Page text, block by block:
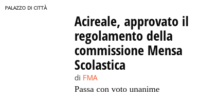
PALAZZO DI CITTÀ
Acireale, approvato il
regolamento della
commissione Mensa
Scolastica
di FMA
Passa con voto unanime